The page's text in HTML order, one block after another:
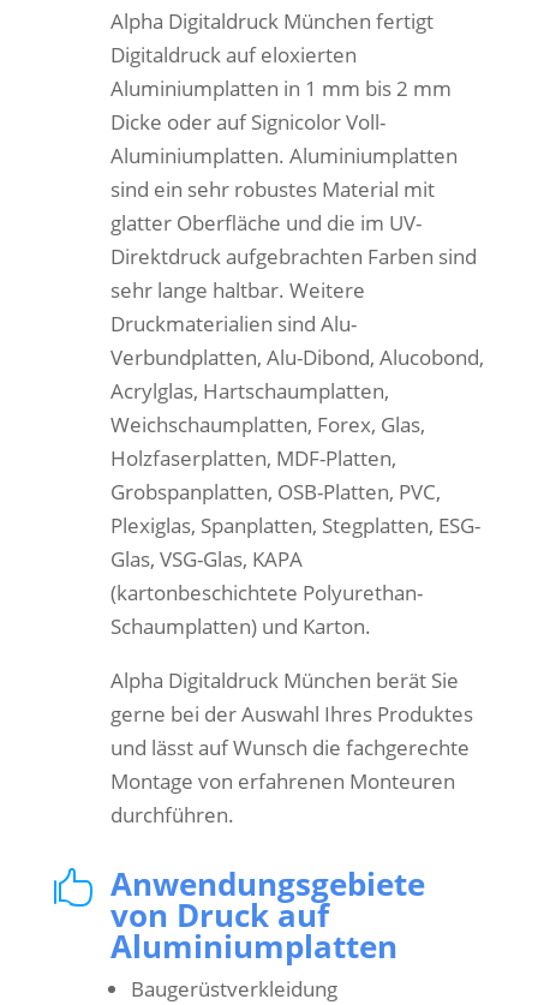
Alpha Digitaldruck München fertigt
Digitaldruck auf eloxierten
Aluminiumplatten in 1 mm bis 2 mm
Dicke oder auf Signicolor Voll-
Aluminiumplatten. Aluminiumplatten
sind ein sehr robustes Material mit
glatter Oberfläche und die im UV-
Direktdruck aufgebrachten Farben sind
sehr lange haltbar. Weitere
Druckmaterialien sind Alu-
Verbundplatten, Alu-Dibond, Alucobond,
Acrylglas, Hartschaumplatten,
Weichschaumplatten, Forex, Glas,
Holzfaserplatten, MDF-Platten,
Grobspanplatten, OSB-Platten, PVC,
Plexiglas, Spanplatten, Stegplatten, ESG-
Glas, VSG-Glas, KAPA
(kartonbeschichtete Polyurethan-
Schaumplatten) und Karton.
Alpha Digitaldruck München berät Sie
gerne bei der Auswahl Ihres Produktes
und lässt auf Wunsch die fachgerechte
Montage von erfahrenen Monteuren
durchführen.
 Anwendungsgebiete
von Druck auf
Aluminiumplatten
Baugerüstverkleidung